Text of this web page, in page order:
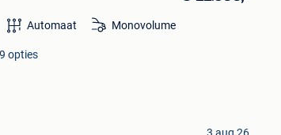
Automaat Monovolume
opties